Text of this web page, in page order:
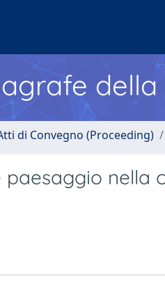
di Convegno (Proceeding)
nella